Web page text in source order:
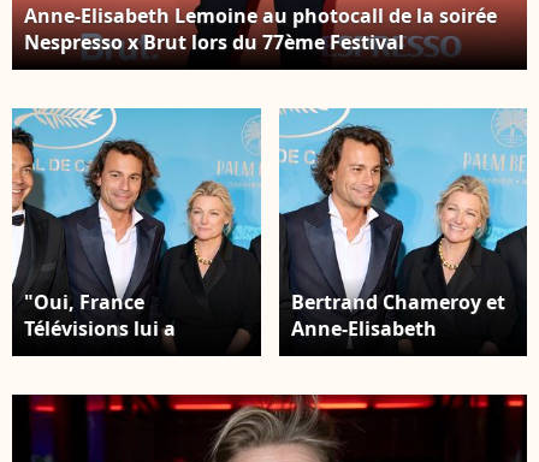
Anne-Elisabeth Lemoine au photocall de la soirée
Nespresso x Brut lors du 77ème Festival
International du Film de Cannes le 16 mai 2024. ©
"Oui, France
Télévisions lui a
proposé Télématin, elle
y aller", a-t-il déclaré.
Bertrand Chameroy et
Anne-Elisabeth
Lemoine au photocall
du 77ème Festival
International du Film